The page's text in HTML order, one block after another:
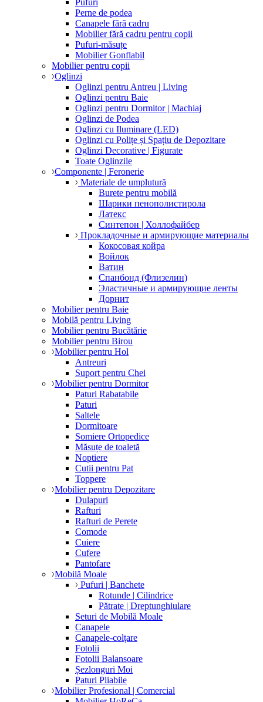
Pufuri
Perne de podea
Canapele fără cadru
Mobilier fără cadru pentru copii
Pufuri-măsuțe
Mobilier Gonflabil
Mobilier pentru copii
Oglinzi
Oglinzi pentru Antreu | Living
Oglinzi pentru Baie
Oglinzi pentru Dormitor | Machiaj
Oglinzi de Podea
Oglinzi cu Iluminare (LED)
Oglinzi cu Polițe și Spațiu de Depozitare
Oglinzi Decorative | Figurate
Toate Oglinzile
Componente | Feronerie
Materiale de umplutură
Burete pentru mobilă
Шарики пенополистирола
Латекс
Синтепон | Холлофайбер
Прокладочные и армирующие материалы
Кокосовая койра
Войлок
Ватин
Спанбонд (Флизелин)
Эластичные и армирующие ленты
Дорнит
Mobilier pentru Baie
Mobilă pentru Living
Mobilier pentru Bucătărie
Mobilier pentru Birou
Mobilier pentru Hol
Antreuri
Suport pentru Chei
Mobilier pentru Dormitor
Paturi Rabatabile
Paturi
Saltele
Dormitoare
Somiere Ortopedice
Măsuțe de toaletă
Noptiere
Cutii pentru Pat
Toppere
Mobilier pentru Depozitare
Dulapuri
Rafturi
Rafturi de Perete
Comode
Cuiere
Cufere
Pantofare
Mobilă Moale
Pufuri | Banchete
Rotunde | Cilindrice
Pătrate | Dreptunghiulare
Seturi de Mobilă Moale
Canapele
Canapele-colțare
Fotolii
Fotolii Balansoare
Șezlonguri Moi
Paturi Pliabile
Mobilier Profesional | Comercial